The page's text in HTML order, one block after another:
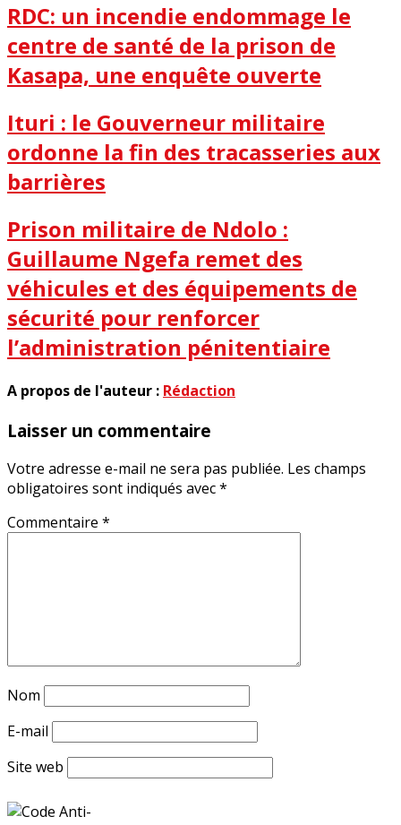
RDC: un incendie endommage le
centre de santé de la prison de
Kasapa, une enquête ouverte
Ituri : le Gouverneur militaire
ordonne la fin des tracasseries aux
barrières
Prison militaire de Ndolo :
Guillaume Ngefa remet des
véhicules et des équipements de
sécurité pour renforcer
l’administration pénitentiaire
A propos de l'auteur : Rédaction
Laisser un commentaire
Votre adresse e-mail ne sera pas publiée. Les champs
obligatoires sont indiqués avec*
Commentaire *
Nom
E-mail
Site web